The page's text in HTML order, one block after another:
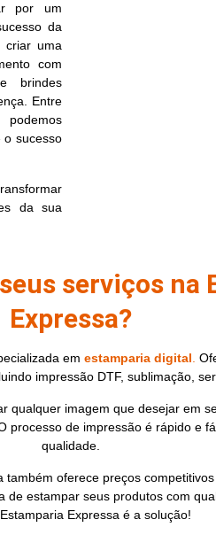
por um
da
criar uma
com
brindes
Entre
o sucesso
da sua
serviços na
Expressa?
em estamparia digital.
impressão DTF, sublimação,
qualquer imagem que desejar em
processo de impressão é rápido e
qualidade.
oferece preços
de estampar seus produtos com
Expressa é a solução!